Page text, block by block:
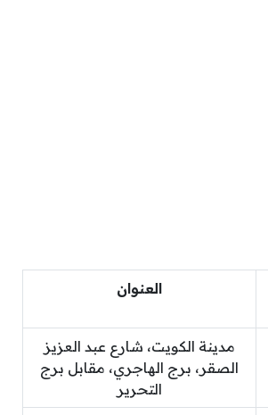
العنوان
مدينة الكويت، شارع عبد العزيز
الصقر، برج الهاجري، مقابل برج
التحرير